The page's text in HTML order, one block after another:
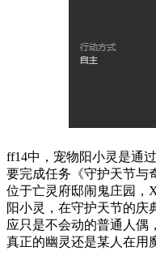
ff14中，宠物阳小灵是通
要完成任务《守护天节与
位于亡灵府邸闹鬼庄园，
阳小灵，在守护天节的庆
应只是不会动的普通人偶
真正的幽灵还是某人在用